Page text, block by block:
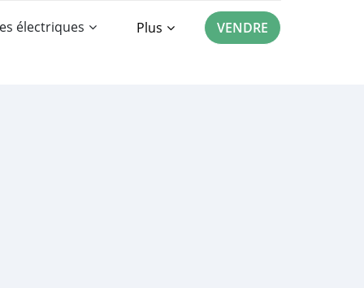
électriques Plus VENDRE